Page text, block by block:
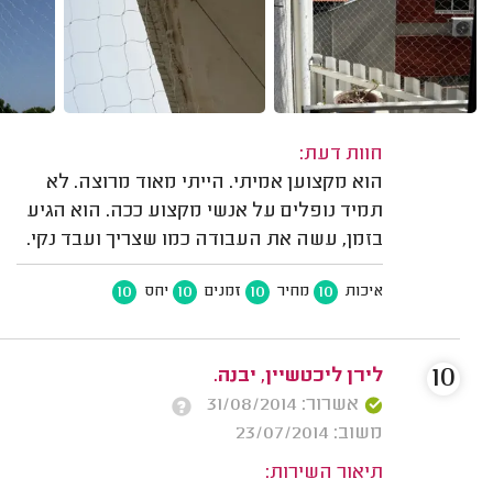
חוות דעת:
הוא מקצוען אמיתי. הייתי מאוד מרוצה. לא
תמיד נופלים על אנשי מקצוע ככה. הוא הגיע
בזמן, עשה את העבודה כמו שצריך ועבד נקי.
איכות 10 מחיר 10 זמנים 10 יחס 10
לירן ליכטשיין, יבנה.
אשרור: 31/08/2014
משוב: 23/07/2014
תיאור השירות:
10